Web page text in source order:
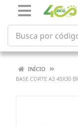
INÍCIO
BASE CORTE A3 45X30